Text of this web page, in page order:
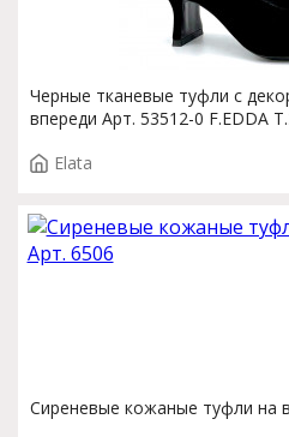
Черные тканевые туфли с
впереди Арт. 53512-0 F.EDDA
Elata
Сиреневые кожаные туфли на